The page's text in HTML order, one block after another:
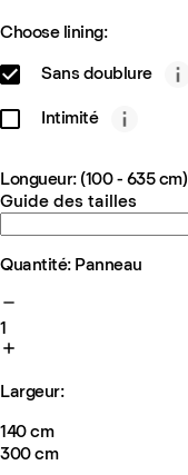
Choose lining:
Sans doublure
Intimité
Longueur: (100 - 635 cm)
Guide des tailles
Quantité: Panneau
1
Largeur:
140 cm
300 cm